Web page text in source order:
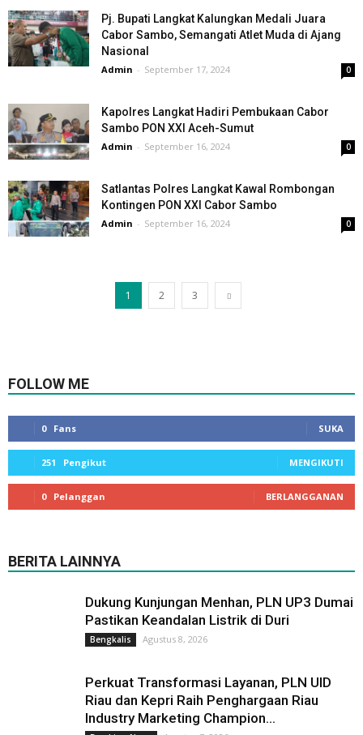
Pj. Bupati Langkat Kalungkan Medali Juara
Cabor Sambo, Semangati Atlet Muda di Ajang
Nasional
Admin - September 17, 2024 0
Kapolres Langkat Hadiri Pembukaan Cabor
Sambo PON XXI Aceh-Sumut
Admin - September 16, 2024 0
Satlantas Polres Langkat Kawal Rombongan
Kontingen PON XXI Cabor Sambo
Admin - September 16, 2024 0
1 2 3
FOLLOW ME
0 Fans SUKA
251 Pengikut MENGIKUTI
0 Pelanggan BERLANGGANAN
BERITA LAINNYA
Dukung Kunjungan Menhan, PLN UP3 Dumai
Pastikan Keandalan Listrik di Duri
Bengkalis Agustus 8, 2026
Perkuat Transformasi Layanan, PLN UID
Riau dan Kepri Raih Penghargaan Riau
Industry Marketing Champion...